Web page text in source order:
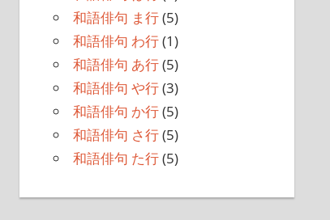
和語俳句 ま行(5)
和語俳句 わ行(1)
和語俳句 あ行(5)
和語俳句 や行(3)
和語俳句 か行(5)
和語俳句 さ行(5)
和語俳句 た行(5)